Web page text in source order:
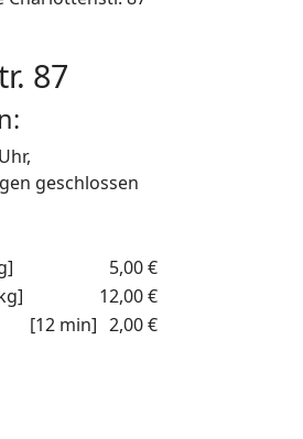
87
geschlossen
5,00 €
12,00 €
[12 min] 2,00 €